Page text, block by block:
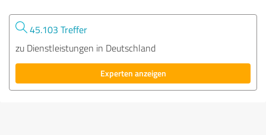
45.103 Treffer
zu Dienstleistungen in Deutschland
Experten anzeigen